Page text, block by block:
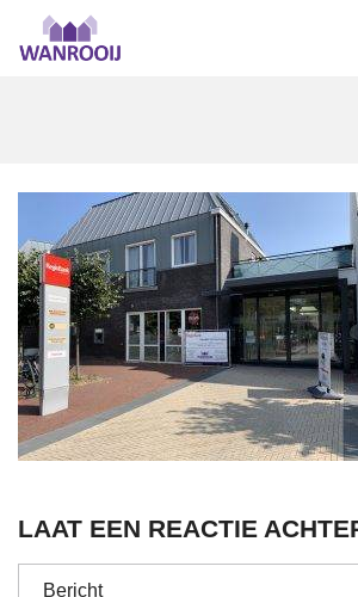
LAAT EEN REACTIE